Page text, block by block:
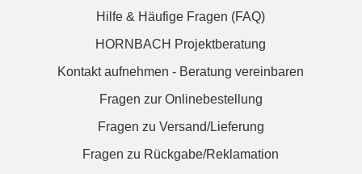
Hilfe & Häufige Fragen (FAQ)
HORNBACH Projektberatung
Kontakt aufnehmen - Beratung vereinbaren
Fragen zur Onlinebestellung
Fragen zu Versand/Lieferung
Fragen zu Rückgabe/Reklamation